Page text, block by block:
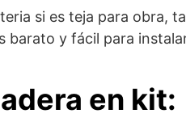
si es teja para
barato y fácil para
en kit: